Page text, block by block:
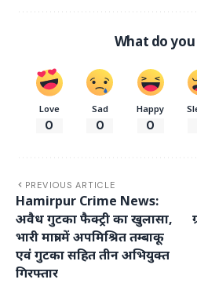
What do
Love
0
Sad
0
Happy
0
PREVIOUS ARTICLE
Hamirpur Crime News:
अवैध गुटका फैक्ट्री का खुलासा,
भारी मात्रा में अपमिश्रित तम्बाकू
एवं गुटका सहित तीन अभियुक्त
गिरफ्तार